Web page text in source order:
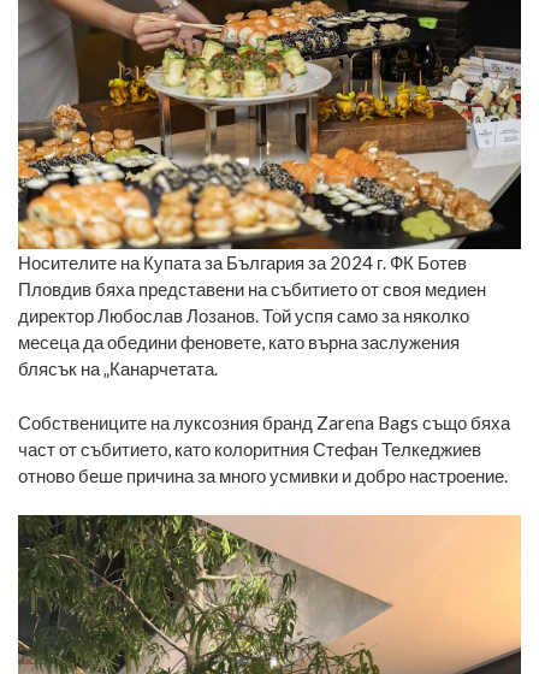
Носителите на Купата за България за 2024 г. ФК Ботев
Пловдив бяха представени на събитието от своя медиен
директор Любослав Лозанов. Той успя само за няколко
месеца да обедини феновете, като върна заслужения
блясък на „Канарчетата.
Собствениците на луксозния бранд Zarena Bags също бяха
част от събитието, като колоритния Стефан Телкеджиев
отново беше причина за много усмивки и добро настроение.